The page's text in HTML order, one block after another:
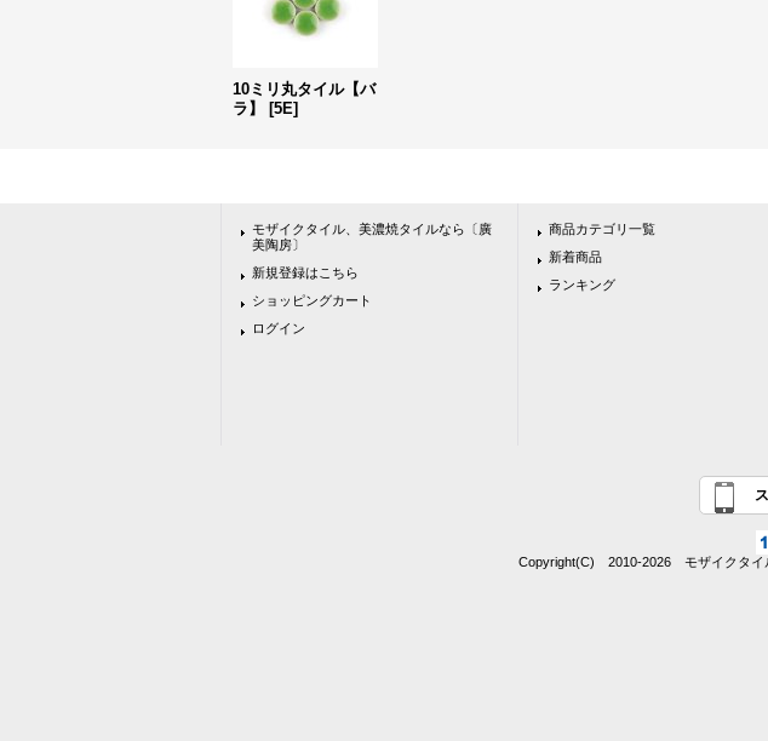
10ミリ丸タイル【バ
ラ】
[5E]
モザイクタイル、美濃焼タイルなら〔廣
美陶房〕
新規登録はこちら
ショッピングカート
ログイン
商品カテゴリ一覧
新着商品
ランキング
Copyright(C) 2010-2026 モザイクタイ